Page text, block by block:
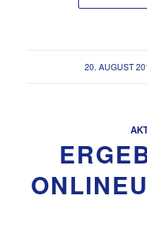
20. AUGUST
/